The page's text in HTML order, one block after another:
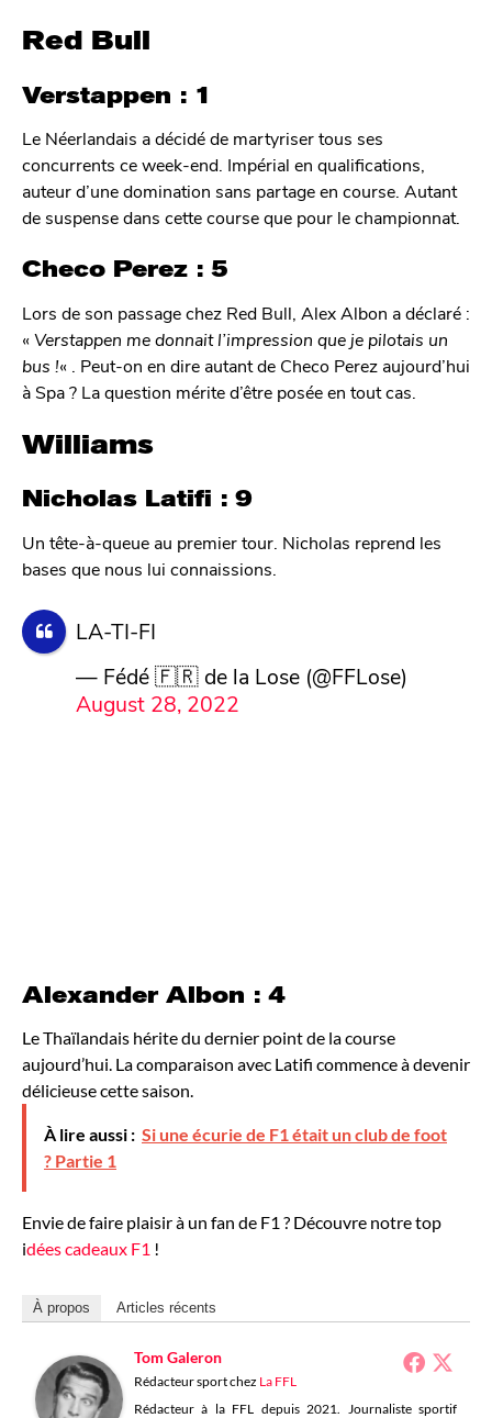
Red Bull
Verstappen : 1
Le Néerlandais a décidé de martyriser tous ses
concurrents ce week-end. Impérial en qualifications,
auteur d’une domination sans partage en course. Autant
de suspense dans cette course que pour le championnat.
Checo Perez : 5
Lors de son passage chez Red Bull, Alex Albon a déclaré :
«Verstappen me donnait l’impression que je pilotais un
bus !« . Peut-on en dire autant de Checo Perez aujourd’hui
à Spa ? La question mérite d’être posée en tout cas.
Williams
Nicholas Latifi : 9
Un tête-à-queue au premier tour. Nicholas reprend les
bases que nous lui connaissions.
LA-TI-FI
— Fédé 🇫🇷 de la Lose (@FFLose)
August 28, 2022
Alexander Albon : 4
Le Thaïlandais hérite du dernier point de la course
aujourd’hui. La comparaison avec Latifi commence à devenir
délicieuse cette saison.
À lire aussi : Si une écurie de F1 était un club de foot
? Partie 1
Envie de faire plaisir à un fan de F1 ? Découvre notre top
idées cadeaux F1 !
À propos Articles récents
Tom Galeron
Rédacteur sportchez La FFL
Rédacteur à la FFL depuis 2021. Journaliste sportif